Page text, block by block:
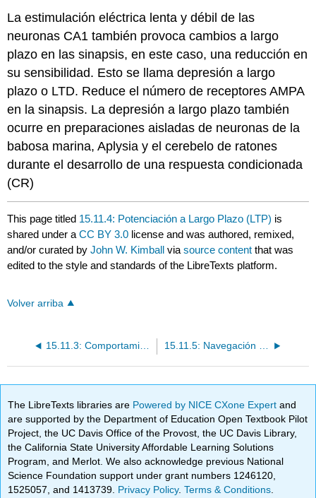
La estimulación eléctrica lenta y débil de las
neuronas CA1 también provoca cambios a largo
plazo en las sinapsis, en este caso, una reducción en
su sensibilidad. Esto se llama depresión a largo
plazo o LTD. Reduce el número de receptores AMPA
en la sinapsis. La depresión a largo plazo también
ocurre en preparaciones aisladas de neuronas de la
babosa marina, Aplysia y el cerebelo de ratones
durante el desarrollo de una respuesta condicionada
(CR)
This page titled 15.11.4: Potenciación a Largo Plazo (LTP) is
shared under aCC BY 3.0 license and was authored, remixed,
and/or curated byJohn W. Kimball viasource content that was
edited to the style and standards of the LibreTexts platform.
Volver arriba
15.11.3: Comportamiento Aprendido
The LibreTexts libraries are Powered by NICE CXone Expertand
are supported by the Department of Education Open Textbook Pilot
Project, the UC Davis Office of the Provost, the UC Davis Library,
the California State University Affordable Learning Solutions
Program, and Merlot. We also acknowledge previous National
Science Foundation support under grant numbers 1246120,
1525057, and 1413739. Privacy Policy.Terms & Conditions